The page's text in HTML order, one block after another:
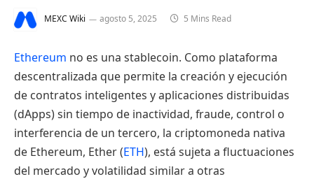
MEXC Wiki agosto 5, 2025 5 Mins Read
Ethereum no es una stablecoin. Como plataforma
descentralizada que permite la creación y ejecución
de contratos inteligentes y aplicaciones distribuidas
(dApps) sin tiempo de inactividad, fraude, control o
interferencia de un tercero, la criptomoneda nativa
de Ethereum, Ether (ETH), está sujeta a fluctuaciones
del mercado y volatilidad similar a otras